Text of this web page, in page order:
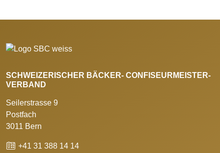
SCHWEIZERISCHER BÄCKER- CONFISEURMEISTER-
VERBAND
Seilerstrasse 9
Postfach
3011 Bern
+41 31 388 14 14